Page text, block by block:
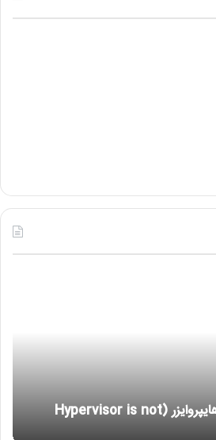
رفع مشکل عدم اجرای هایپروایزر (Hypervisor is not